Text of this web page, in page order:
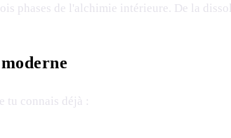
phases de l'alchimie intérieure. De la
tu connais déjà :